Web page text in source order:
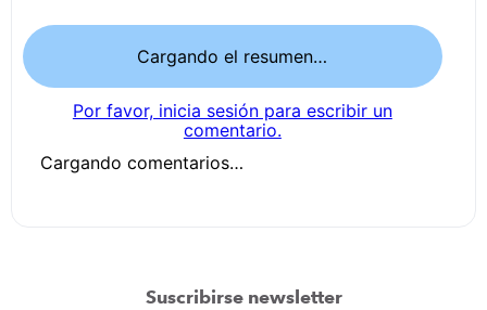
Cargando el resumen…
Por favor, inicia sesión para escribir un
comentario.
Cargando comentarios…
Suscribirse newsletter